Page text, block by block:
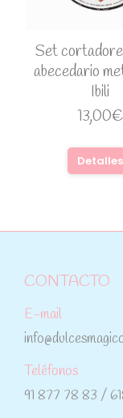
Set
abecedario
Ibili
13,00€
Detalles
CONTACTO
E-mail
Teléfonos
91 877 78 83 /